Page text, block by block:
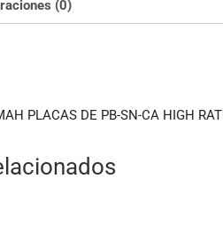
(0)
PLACAS DE PB-SN-CA HIGH